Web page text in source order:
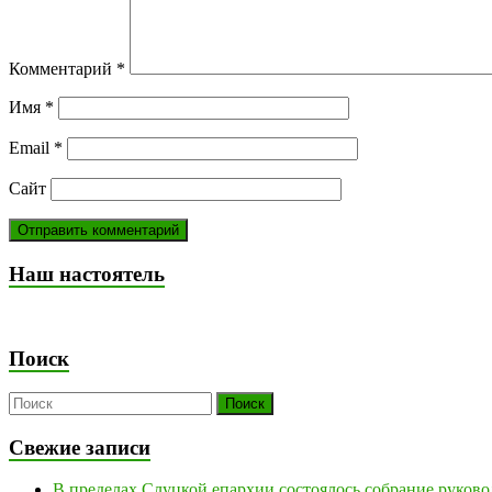
Комментарий *
Имя *
Email *
Сайт
Наш настоятель
Поиск
Свежие записи